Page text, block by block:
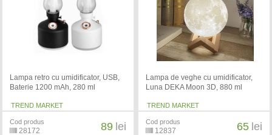
Lampa retro cu umidificator, USB,
Baterie 1200 mAh, 280 ml
TREND MARKET
Cod produs
28172 89 lei
Lampa de veghe cu umidificator,
Luna DEKA Moon 3D, 880 ml
TREND MARKET
Cod produs
12837 65 lei